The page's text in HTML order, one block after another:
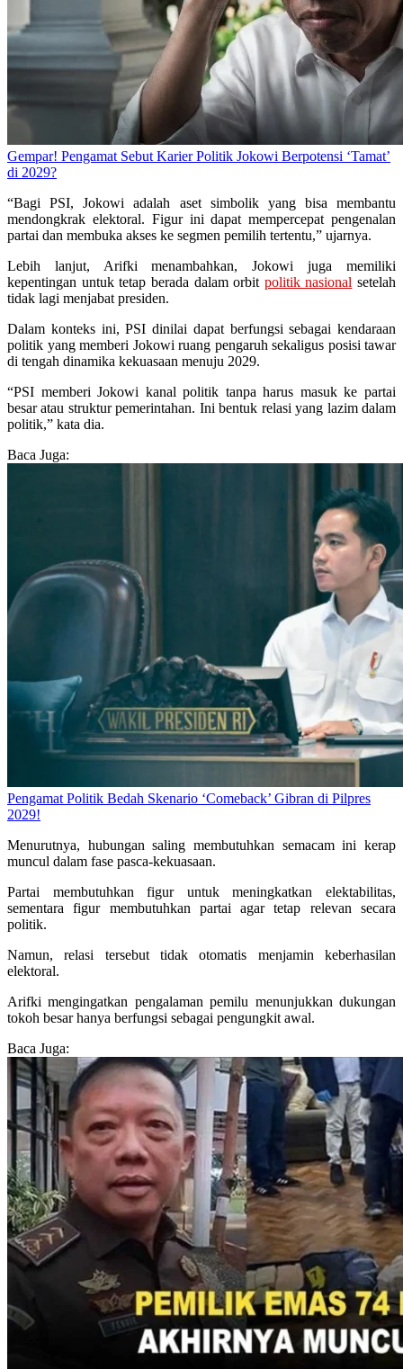
Gempar! Pengamat Sebut Karier Politik Jokowi Berpotensi ‘Tamat’
di 2029?
“Bagi PSI, Jokowi adalah aset simbolik yang bisa membantu
mendongkrak elektoral. Figur ini dapat mempercepat pengenalan
partai dan membuka akses ke segmen pemilih tertentu,” ujarnya.
Lebih lanjut, Arifki menambahkan, Jokowi juga memiliki
kepentingan untuk tetap berada dalam orbit politik nasional setelah
tidak lagi menjabat presiden.
Dalam konteks ini, PSI dinilai dapat berfungsi sebagai kendaraan
politik yang memberi Jokowi ruang pengaruh sekaligus posisi tawar
di tengah dinamika kekuasaan menuju 2029.
“PSI memberi Jokowi kanal politik tanpa harus masuk ke partai
besar atau struktur pemerintahan. Ini bentuk relasi yang lazim dalam
politik,” kata dia.
Baca Juga:
Pengamat Politik Bedah Skenario ‘Comeback’ Gibran di Pilpres
2029!
Menurutnya, hubungan saling membutuhkan semacam ini kerap
muncul dalam fase pasca-kekuasaan.
Partai membutuhkan figur untuk meningkatkan elektabilitas,
sementara figur membutuhkan partai agar tetap relevan secara
politik.
Namun, relasi tersebut tidak otomatis menjamin keberhasilan
elektoral.
Arifki mengingatkan pengalaman pemilu menunjukkan dukungan
tokoh besar hanya berfungsi sebagai pengungkit awal.
Baca Juga: